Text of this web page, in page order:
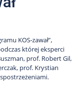
KOS-zawał”,
której eksperci
prof. Robert Gil,
prof. Krystian